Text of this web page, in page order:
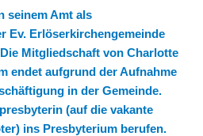
seinem Amt als
Ev. Erlöserkirchengemeinde
Mitgliedschaft von Charlotte
endet aufgrund der Aufnahme
in der Gemeinde.
(auf die vakante
ins Presbyterium berufen.